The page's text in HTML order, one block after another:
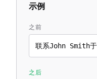
示例
之前
联系John Smith
之后